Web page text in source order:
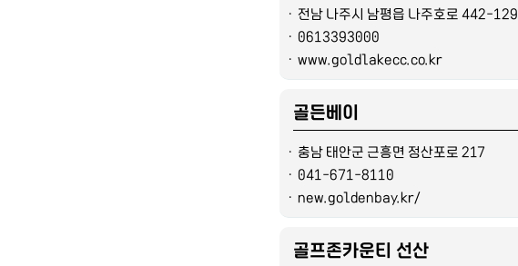
ㆍ 전남 나주시 남평읍 나주호로 442-129
ㆍ 0613393000
ㆍ www.goldlakecc.co.kr
골든베이
ㆍ 충남 태안군 근흥면 정산포로 217
ㆍ 041-671-8110
ㆍ new.goldenbay.kr/
골프존카운티 선산